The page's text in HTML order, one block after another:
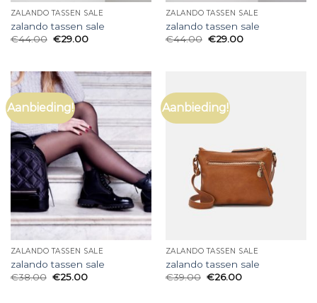
ZALANDO TASSEN SALE
zalando tassen sale
€44.00 €29.00
ZALANDO TASSEN SALE
zalando tassen sale
€44.00 €29.00
Aanbieding!
ZALANDO TASSEN SALE
zalando tassen sale
€38.00 €25.00
Aanbieding!
ZALANDO TASSEN SALE
zalando tassen sale
€39.00 €26.00